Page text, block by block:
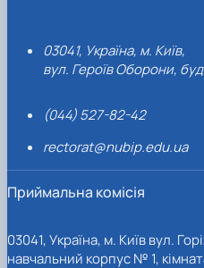
03041, Україна, м. Київ,
вул. Героїв Оборони,
(044) 527-82-42
rectorat@nubip.edu.ua
Приймальна комісія
03041, Україна, м. Київ вул.
навчальний корпус № 1,